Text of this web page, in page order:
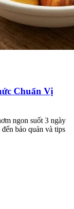
Chuẩn Vị
ngon suốt 3 ngày
bảo quản và tips